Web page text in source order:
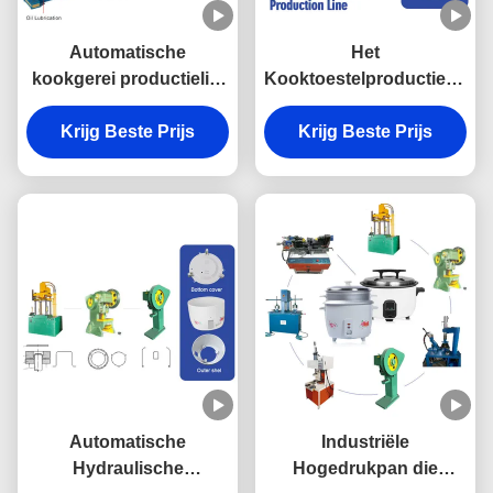
Automatische
kookgerei productielijn
servomotor roestvrij
staal pot maken
machine drukkoker
Krijg Beste Prijs
Het
Kooktoestelproductielijn
van de trommelrijst
Hydraulisch met Servo
Multifunctionele Motor
Krijg Beste Prijs
Automatische
Hydraulische
Industriële
Hogedrukpan die